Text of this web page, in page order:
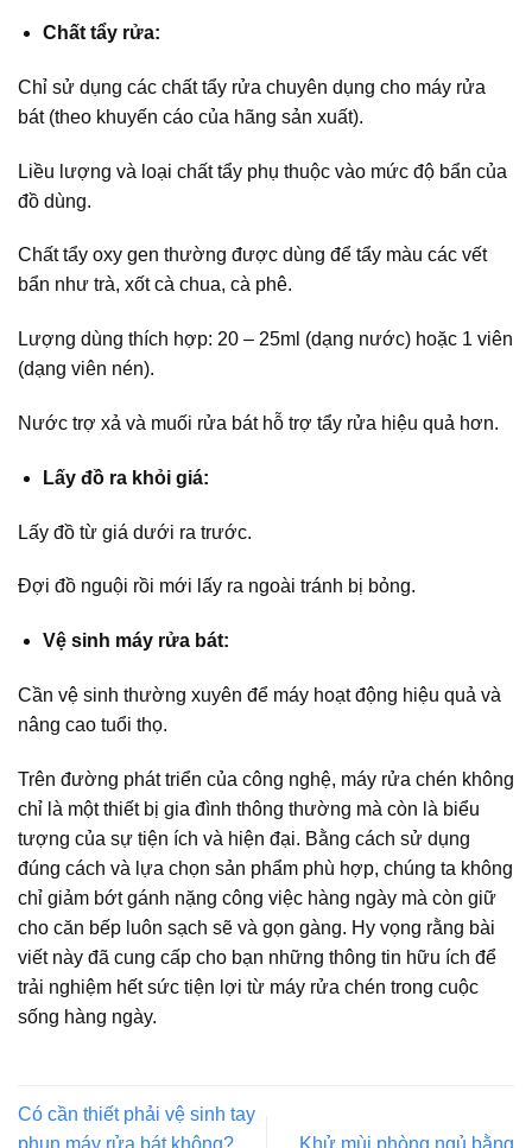
Chất tẩy rửa:
Chỉ sử dụng các chất tẩy rửa chuyên dụng cho máy rửa
bát (theo khuyến cáo của hãng sản xuất).
Liều lượng và loại chất tẩy phụ thuộc vào mức độ bẩn của
đồ dùng.
Chất tẩy oxy gen thường được dùng để tẩy màu các vết
bẩn như trà, xốt cà chua, cà phê.
Lượng dùng thích hợp: 20 – 25ml (dạng nước) hoặc 1 viên
(dạng viên nén).
Nước trợ xả và muối rửa bát hỗ trợ tẩy rửa hiệu quả hơn.
Lấy đồ ra khỏi giá:
Lấy đồ từ giá dưới ra trước.
Đợi đồ nguội rồi mới lấy ra ngoài tránh bị bỏng.
Vệ sinh máy rửa bát:
Cần vệ sinh thường xuyên để máy hoạt động hiệu quả và
nâng cao tuổi thọ.
Trên đường phát triển của công nghệ, máy rửa chén không
chỉ là một thiết bị gia đình thông thường mà còn là biểu
tượng của sự tiện ích và hiện đại. Bằng cách sử dụng
đúng cách và lựa chọn sản phẩm phù hợp, chúng ta không
chỉ giảm bớt gánh nặng công việc hàng ngày mà còn giữ
cho căn bếp luôn sạch sẽ và gọn gàng. Hy vọng rằng bài
viết này đã cung cấp cho bạn những thông tin hữu ích để
trải nghiệm hết sức tiện lợi từ máy rửa chén trong cuộc
sống hàng ngày.
Có cần thiết phải vệ sinh tay
phun máy rửa bát không?
Khử mùi phòng ngủ bằng